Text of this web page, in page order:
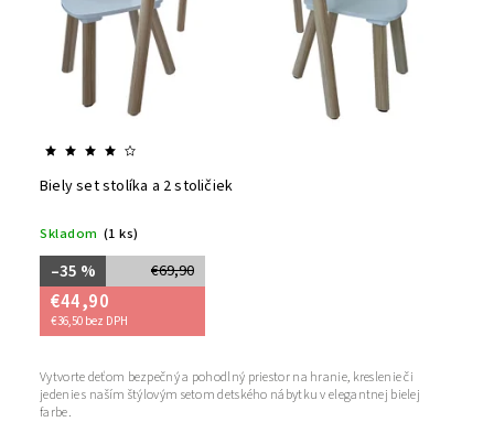
Biely set stolíka a 2 stoličiek
Skladom (1 ks)
€69,90
–35 %
€44,90
€36,50 bez DPH
Vytvorte deťom bezpečný a pohodlný priestor na hranie, kreslenie či
jedenie s naším štýlovým setom detského nábytku v elegantnej bielej
farbe.